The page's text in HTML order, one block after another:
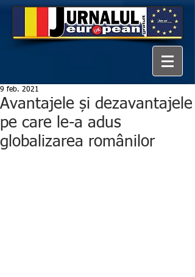
Avantajele și dezavantajele
pe care le-a adus
globalizarea românilor
9 feb. 2021